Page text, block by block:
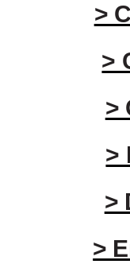
>
>
>
>
>
>